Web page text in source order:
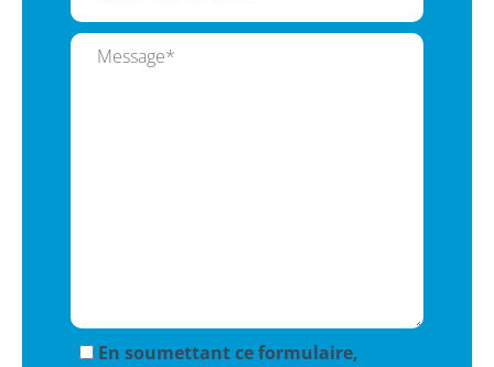
En soumettant ce formulaire,